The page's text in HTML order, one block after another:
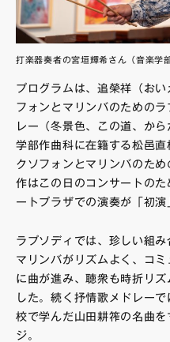
打楽器奏者の宮垣輝希さん（音楽学
プログラムは、追榮祥（お
フォンとマリンバのための
レー（冬景色、この道、か
学部作曲科に在籍する松邑
クソフォンとマリンバの
作はこの日のコンサートの
ートプラザでの演奏が「初演
ラプソディでは、珍しい組
マリンバがリズムよく、コ
に曲が進み、聴衆も時折リ
した。続く抒情歌メドレー
校で学んだ山田耕筰の名曲
ジ。